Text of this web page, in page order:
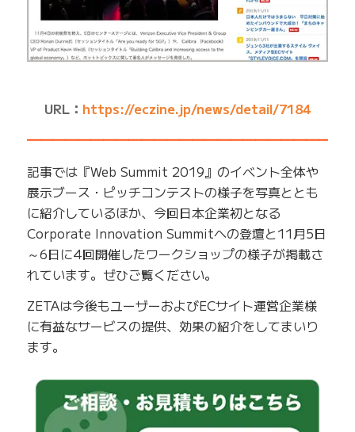
URL： https://eczine.jp/news/detail/7184
記事では『Web Summit 2019』のイベント全体や
展示ブース・ピッチコンテストの様子を写真ととも
に紹介しているほか、今回日本企業初となる
Corporate Innovation Summitへの登壇と11月5日
～6日に4回開催したワークショップの様子が掲載さ
れています。ぜひご覧ください。
ZETAは今後もユーザーおよびECサイト運営企業様
に有益なサービスの提供、効果の紹介をしてまいり
ます。